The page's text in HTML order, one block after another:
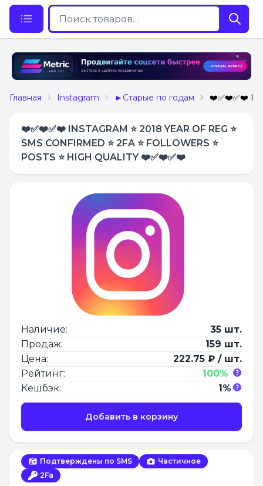
Главная Instagram ►Старые по годам ❤️✅❤️✅❤️
❤️✅❤️✅❤️ INSTAGRAM ⭐ 2018 YEAR OF REG ⭐
SMS CONFIRMED ⭐ 2FA ⭐ FOLLOWERS ⭐
POSTS ⭐ HIGH QUALITY ❤️✅❤️✅❤️
Подтверждены по SMS
Частичное
2Fa
Наличие:
35 шт.
Продаж:
159 шт.
Цена:
222.75 ₽ / шт.
Рейтинг:
100%
Кешбэк:
1%
Добавить в корзину